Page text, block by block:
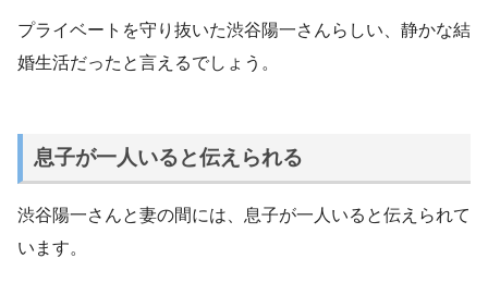
プライベートを守り抜いた渋谷陽一さんらしい、静かな結
婚生活だったと言えるでしょう。
息子が一人いると伝えられる
渋谷陽一さんと妻の間には、息子が一人いると伝えられて
います。